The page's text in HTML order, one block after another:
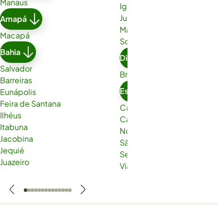
Manaus
Amapá
Macapá
Bahia
Salvador
Barreiras
Eunápolis
Feira de Santana
Ilhéus
Itabuna
Jacobina
Jequié
Juazeiro
Iguatu
Juazeiro do Norte
Maracanaú
Sobral
Distrito Federal
Brasília
Espírito Santo
Cachoeiro de Itapemirim
Cariacica
Nova Venécia
São Gabriel da Palha
Serra
Viana